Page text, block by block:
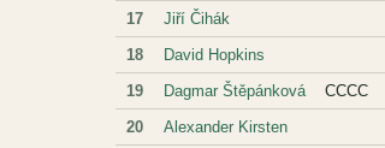
17 Jiří Čihák
18 David Hopkins
19 Dagmar Štěpánková CCCC
20 Alexander Kirsten